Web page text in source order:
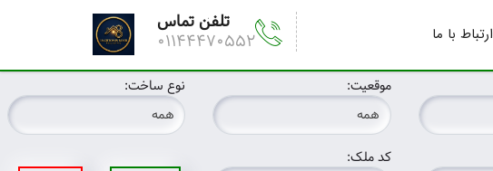
تلفن تماس
01144470552 ارتباط با ما
نوع ساخت: موقعیت:
کد ملک: